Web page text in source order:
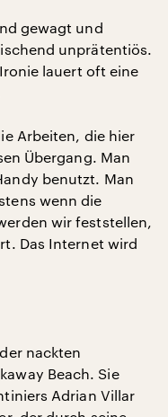
gewagt und
unprätentiös.
lauert oft eine
Arbeiten, die hier
Übergang. Man
benutzt. Man
wenn die
wir feststellen,
Das Internet wird
nackten
Beach. Sie
Adrian Villar